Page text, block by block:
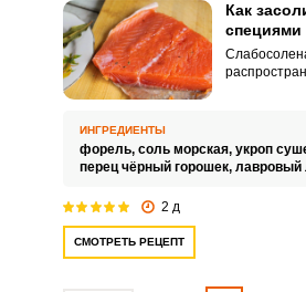
Как
специями
ИНГРЕДИЕНТЫ
форель, соль морская, укроп
перец чёрный горошек, лавровый
2 д
СМОТРЕТЬ РЕЦЕПТ